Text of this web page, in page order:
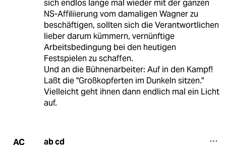
sich endlos lange mal wieder mit der ganzen
NS-Affiliierung vom damaligen Wagner zu
beschäftigen, sollten sich die Verantwortlichen
lieber darum kümmern, vernünftige
Arbeitsbedingung bei den heutigen
Festspielen zu schaffen.
Und an die Bühnenarbeiter: Auf in den Kampf!
Laßt die "Großkopferten im Dunkeln sitzen."
Vielleicht geht ihnen dann endlich mal ein Licht
auf.
AC ab cd